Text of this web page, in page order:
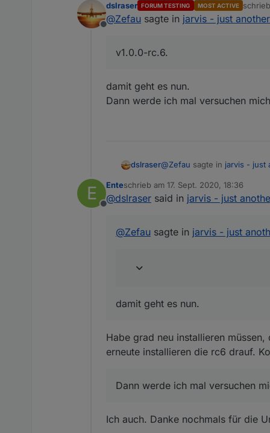
Offline
dslraser FORUM TESTING MOST ACTIVE
zuletzt
@Zefau sagte in jarvis - just
v1.0.0-rc.6.
damit geht es nun.
Dann werde ich mal versuchen
dslraser@Zefau sagte in jarvis - just
v1.0.0-rc.6.
damit geht es nun.
Dann werde ich mal
E
Offline
Enteschrieb am 17. Sept. 2020, 18:36
zuletzt editiert von
@dslraser said in jarvis - just
@Zefau sagte in jarvis - just
damit geht es nun.
Habe grad neu installieren
erneute installieren die rc6 drauf.
Dann werde ich mal versuchen
Ich auch. Danke nochmals für die